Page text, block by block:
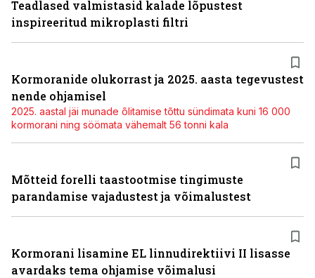
Teadlased valmistasid kalade lõpustest
inspireeritud mikroplasti filtri
Kormoranide olukorrast ja 2025. aasta tegevustest
nende ohjamisel
2025. aastal jäi munade õlitamise tõttu sündimata kuni 16 000
kormorani ning söömata vähemalt 56 tonni kala
Mõtteid forelli taastootmise tingimuste
parandamise vajadustest ja võimalustest
Kormorani lisamine EL linnudirektiivi II lisasse
avardaks tema ohjamise võimalusi